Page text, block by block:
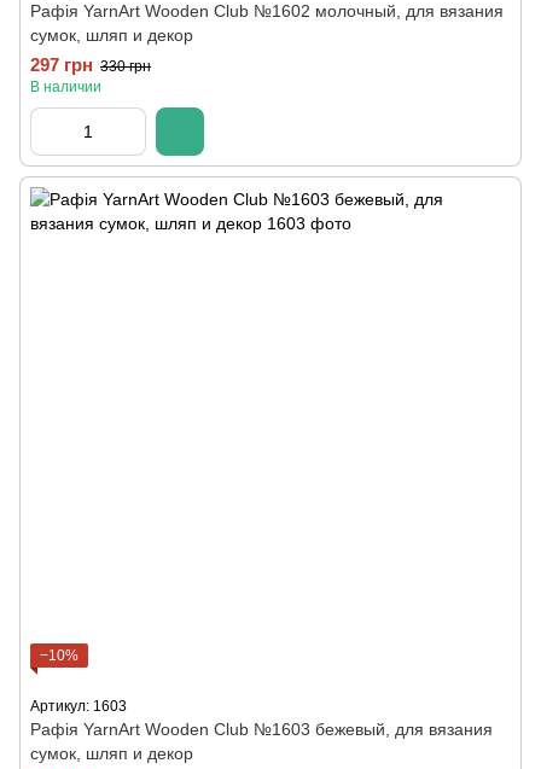
Рафія YarnArt Wooden Club №1602 молочный, для вязания
сумок, шляп и декор
297 грн 330 грн
В наличии
−10%
Артикул: 1603
Рафія YarnArt Wooden Club №1603 бежевый, для вязания
сумок, шляп и декор